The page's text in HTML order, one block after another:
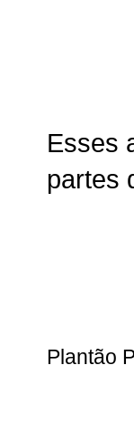
Esses
partes
Plantão